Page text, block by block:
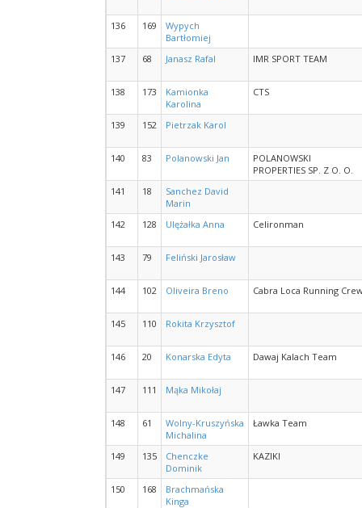
136 169
Wypych
Bartłomiej
137
68 Janasz Rafal IMR SPORT TEAM
138 173
Kamionka
Karolina
CTS
139 152 Pietrzak Karol
140 83 Polanowski Jan
POLANOWSKI
PROPERTIES SP. Z O. O.
141
18
Sanchez David
Marin
142
128 Ulężałka Anna Celironman
143 79 Feliński Jarosław
144 102 Oliveira Breno Cabra Loca Running
145 110 Rokita Krzysztof
146 20 Konarska Edyta Dawaj Kalach Team
147 111 Mąka Mikołaj
148 61
Wolny-Kruszyńska
Michalina
Ławka Team
149 135
Chenczke
Dominik
KAZIKI
150 168
Brachmańska
Kinga